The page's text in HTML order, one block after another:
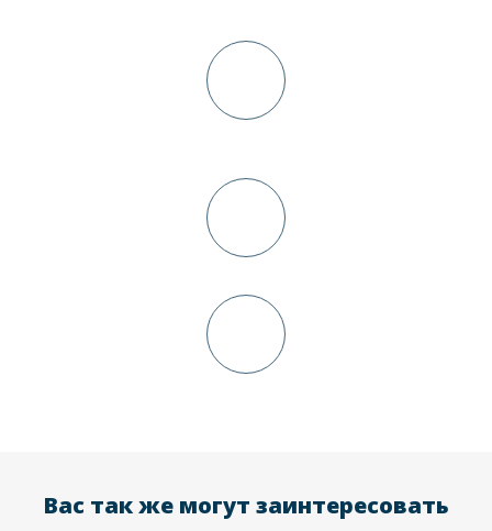
Вас так же могут заинтересовать